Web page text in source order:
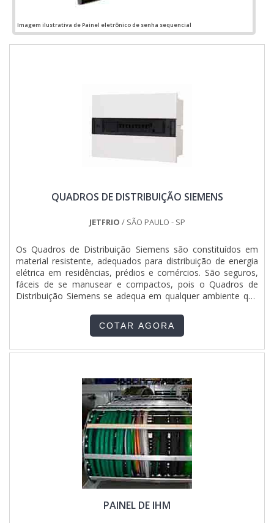
QUALIDADE NO SEGMENTOApenas na Jumper Soluções
montagem de quadros elétricos. São diversas opções de
itens oferecidos, como painel de comando elétrico e quadro
técnico de engenharia e projetos com capacidade para
agregados a uma equipe multidisciplinar de consultores
associados e profissionais qualificados, comprovam sua
Imagem ilustrativa de Painel eletrônico de senha sequencial
QUADROS DE DISTRIBUIÇÃO SIEMENS
JETFRIO / SÃO PAULO - SP
Os Quadros de Distribuição Siemens são constituídos em
material resistente, adequados para distribuição de energia
elétrica em residências, prédios e comércios. São seguros,
fáceis de se manusear e compactos, pois o Quadros de
Distribuição Siemens se adequa em qualquer ambiente que
de Quadros de Distribuição Siemens A JetFrio é a uma
empresa que atua no ramo comercial de peças, acessório....
COTAR AGORA
PAINEL DE IHM